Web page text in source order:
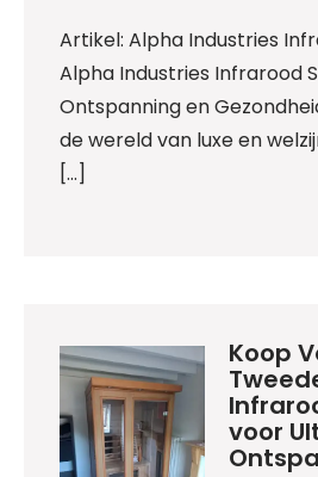
Artikel: Alpha Industries
Alpha Industries Infrarood
Ontspanning en
de wereld van luxe en
[…]
Koop
voor